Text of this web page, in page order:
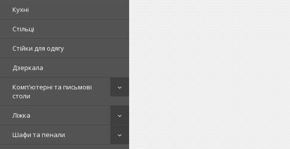
Кухні
Стільці
Стійки для одягу
Дзеркала
Комп'ютерні та письмові
столи
Ліжка
Шафи та пенали